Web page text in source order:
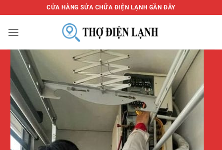
qua
nội
CỬA HÀNG SỬA CHỮA ĐIỆN LẠNH GẦN ĐÂY